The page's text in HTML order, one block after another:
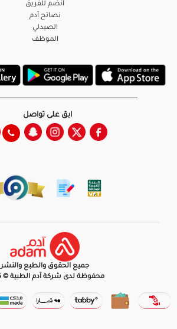
أنضم للفريق
نصائح آدم
الصيدلي
الموظف
ابق على تواصل
جميع الحقوق والطبع والنشر
محفوظة لدى شركة آدم الطبية © 2026